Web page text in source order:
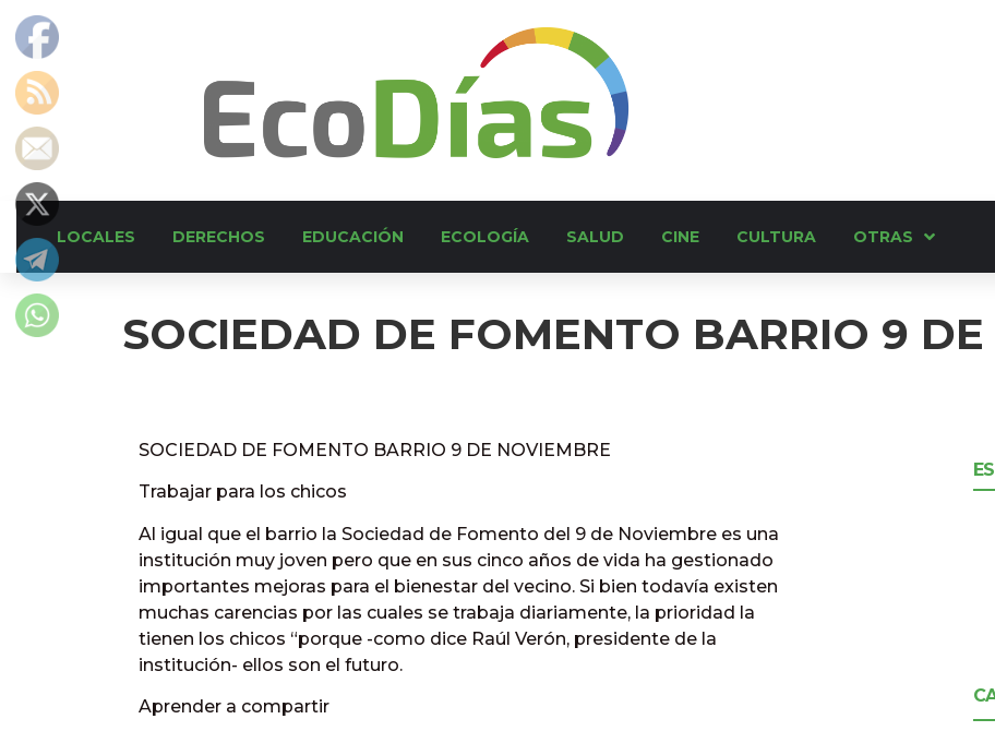
LOCALES DERECHOS EDUCACIÓN ECOLOGÍA SALUD CINE CULTURA OTRAS
SOCIEDAD DE FOMENTO BARRIO 9
SOCIEDAD DE FOMENTO BARRIO 9 DE NOVIEMBRE
Trabajar para los chicos
Al igual que el barrio la Sociedad de Fomento del 9 de Noviembre es una
institución muy joven pero que en sus cinco años de vida ha gestionado
importantes mejoras para el bienestar del vecino. Si bien todavía existen
muchas carencias por las cuales se trabaja diariamente, la prioridad la
tienen los chicos “porque -como dice Raúl Verón, presidente de la
institución- ellos son el futuro.
Aprender a compartir